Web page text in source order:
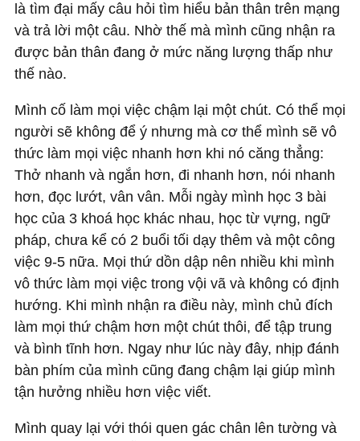
là tìm đại mấy câu hỏi tìm hiểu bản thân trên mạng
và trả lời một câu. Nhờ thế mà mình cũng nhận ra
được bản thân đang ở mức năng lượng thấp như
thế nào.
Mình cố làm mọi việc chậm lại một chút. Có thể mọi
người sẽ không để ý nhưng mà cơ thể mình sẽ vô
thức làm mọi việc nhanh hơn khi nó căng thẳng:
Thở nhanh và ngắn hơn, đi nhanh hơn, nói nhanh
hơn, đọc lướt, vân vân. Mỗi ngày mình học 3 bài
học của 3 khoá học khác nhau, học từ vựng, ngữ
pháp, chưa kể có 2 buổi tối dạy thêm và một công
việc 9-5 nữa. Mọi thứ dồn dập nên nhiều khi mình
vô thức làm mọi việc trong vội vã và không có định
hướng. Khi mình nhận ra điều này, mình chủ đích
làm mọi thứ chậm hơn một chút thôi, để tập trung
và bình tĩnh hơn. Ngay như lúc này đây, nhịp đánh
bàn phím của mình cũng đang chậm lại giúp mình
tận hưởng nhiều hơn việc viết.
Mình quay lại với thói quen gác chân lên tường và